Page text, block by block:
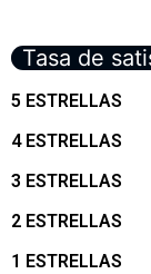
Tasa de
5 ESTRELLAS
4 ESTRELLAS
3 ESTRELLAS
2 ESTRELLAS
1 ESTRELLAS